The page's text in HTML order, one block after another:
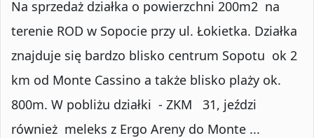
Na sprzedaż działka o powierzchni 200m2 na
terenie ROD w Sopocie przy ul. Łokietka. Działka
znajduje się bardzo blisko centrum Sopotu ok 2
km od Monte Cassino a także blisko plaży ok.
800m. W pobliżu działki - ZKM 31, jeździ
również meleks z Ergo Areny do Monte ...